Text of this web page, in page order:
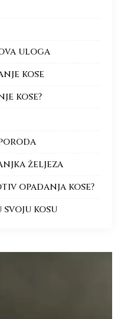
uloga
kose
kose?
željeza
opadanja kose?
kosu